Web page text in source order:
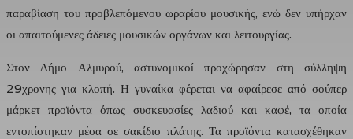
παραβίαση του προβλεπόμενου ωραρίου μουσικής, ενώ δεν υπήρχαν
οι απαιτούμενες άδειες μουσικών οργάνων και λειτουργίας.
Στον Δήμο Αλμυρού, αστυνομικοί προχώρησαν στη σύλληψη
29χρονης για κλοπή. Η γυναίκα φέρεται να αφαίρεσε από σούπερ
μάρκετ προϊόντα όπως συσκευασίες λαδιού και καφέ, τα οποία
εντοπίστηκαν μέσα σε σακίδιο πλάτης. Τα προϊόντα κατασχέθηκαν